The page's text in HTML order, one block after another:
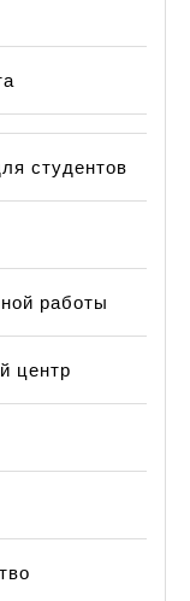
студентов
работы
центр